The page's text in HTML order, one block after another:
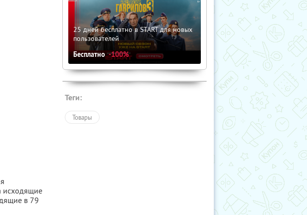
исходящие
в 79
25 дней бесплатно в START для новых
пользователей
Бесплатно -100%
Теги:
Товары